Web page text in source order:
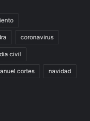
coronavirus
civil
cortes navidad